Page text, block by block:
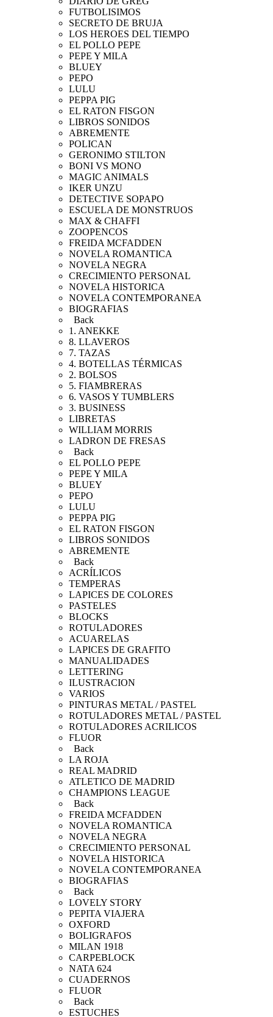
FUTBOLISIMOS
SECRETO DE BRUJA
LOS HEROES DEL TIEMPO
EL POLLO PEPE
PEPE Y MILA
BLUEY
PEPO
LULU
PEPPA PIG
EL RATON FISGON
LIBROS SONIDOS
ABREMENTE
POLICAN
GERONIMO STILTON
BONI VS MONO
MAGIC ANIMALS
IKER UNZU
DETECTIVE SOPAPO
ESCUELA DE MONSTRUOS
MAX & CHAFFI
ZOOPENCOS
FREIDA MCFADDEN
NOVELA ROMANTICA
NOVELA NEGRA
CRECIMIENTO PERSONAL
NOVELA HISTORICA
NOVELA CONTEMPORANEA
BIOGRAFIAS
Back
1. ANEKKE
8. LLAVEROS
7. TAZAS
4. BOTELLAS TÉRMICAS
2. BOLSOS
5. FIAMBRERAS
6. VASOS Y TUMBLERS
3. BUSINESS
LIBRETAS
WILLIAM MORRIS
LADRON DE FRESAS
Back
EL POLLO PEPE
PEPE Y MILA
BLUEY
PEPO
LULU
PEPPA PIG
EL RATON FISGON
LIBROS SONIDOS
ABREMENTE
Back
ACRÍLICOS
TEMPERAS
LAPICES DE COLORES
PASTELES
BLOCKS
ROTULADORES
ACUARELAS
LAPICES DE GRAFITO
MANUALIDADES
LETTERING
ILUSTRACION
VARIOS
PINTURAS METAL / PASTEL
ROTULADORES METAL / PASTEL
ROTULADORES ACRILICOS
FLUOR
Back
LA ROJA
REAL MADRID
ATLETICO DE MADRID
CHAMPIONS LEAGUE
Back
FREIDA MCFADDEN
NOVELA ROMANTICA
NOVELA NEGRA
CRECIMIENTO PERSONAL
NOVELA HISTORICA
NOVELA CONTEMPORANEA
BIOGRAFIAS
Back
LOVELY STORY
PEPITA VIAJERA
OXFORD
BOLIGRAFOS
MILAN 1918
CARPEBLOCK
NATA 624
CUADERNOS
FLUOR
Back
ESTUCHES